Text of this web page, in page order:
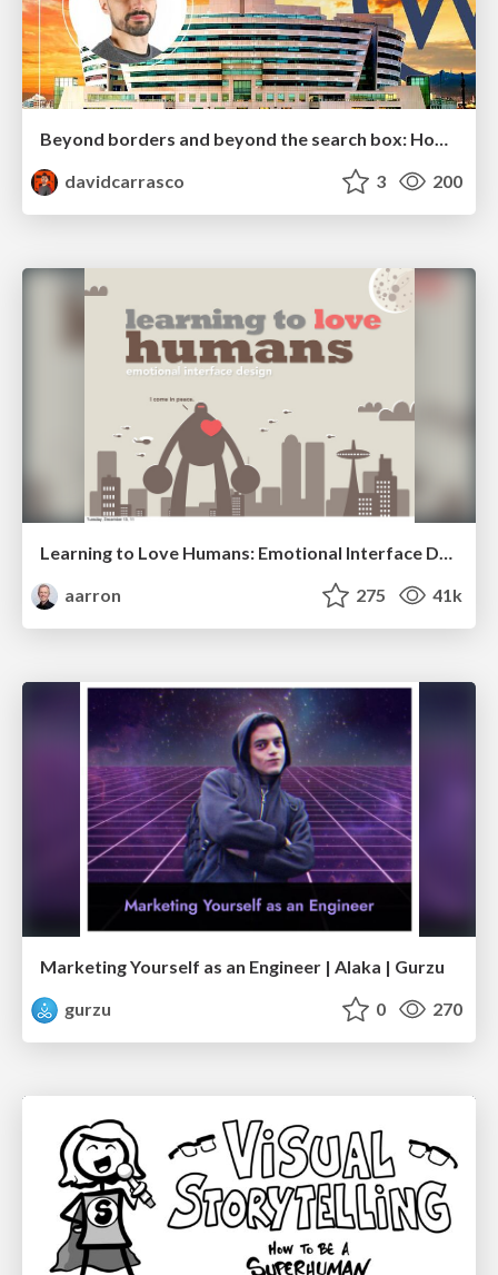
davidcarrasco
3 200
Learning to Love Humans: Emotional Interface Design
aarron
275 41k
Marketing Yourself as an Engineer | Alaka | Gurzu
gurzu
0 270